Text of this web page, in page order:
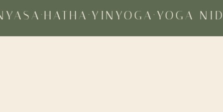
·HATHA·YINYOGA·YOGA